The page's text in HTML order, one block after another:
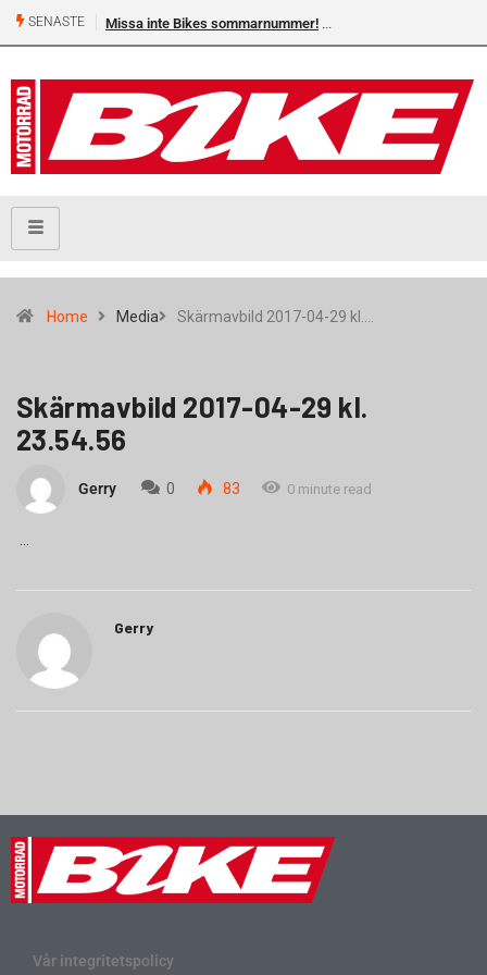
SENASTE Missa inte Bikes sommarnummer!
Home Media Skärmavbild 2017-04-29 kl.…
Skärmavbild 2017-04-29 kl.
23.54.56
Gerry 0 83 0 minute read
Gerry
Vår integritetspolicy